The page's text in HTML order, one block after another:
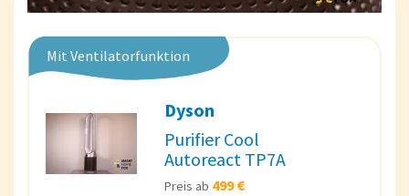
Mit Ventilatorfunktion
Dyson
Purifier Cool
Autoreact TP7A
Preis ab 499 €